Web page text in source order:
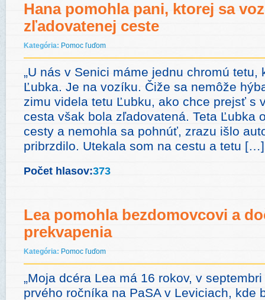
Hana pomohla pani, ktorej sa
zľadovatenej ceste
Kategória: Pomoc ľuďom
„U nás v Senici máme jednu chromú tetu,
Ľubka. Je na vozíku. Čiže sa nemôže
zimu videla tetu Ľubku, ako chce prejsť s
cesta však bola zľadovatená. Teta Ľubka
cesty a nemohla sa pohnúť, zrazu išlo
pribrzdilo. Utekala som na cestu a tetu
Počet hlasov:373
Lea pomohla bezdomovcovi a
prekvapenia
Kategória: Pomoc ľuďom
„Moja dcéra Lea má 16 rokov, v
prvého ročníka na PaSA v Leviciach, kde